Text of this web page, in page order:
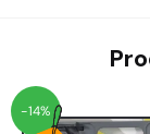
-14%